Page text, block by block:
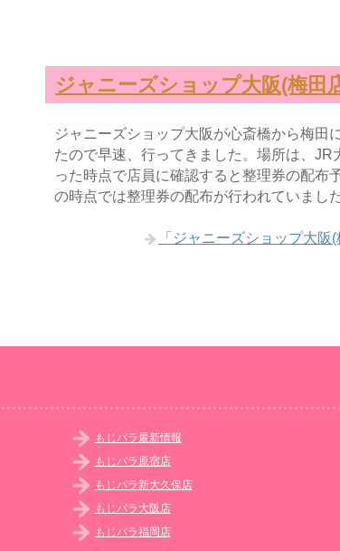
ジャニーズショップ大阪(梅田
ジャニーズショップ大阪が心斎橋から梅田
たので早速、行ってきました。場所は、
った時点で店員に確認すると整理券の配布
の時点では整理券の配布が行われていました
「ジャニーズショップ大
もじパラ最新情報
もじパラ原宿店
もじパラ新大久保店
もじパラ大阪店
もじパラ福岡店